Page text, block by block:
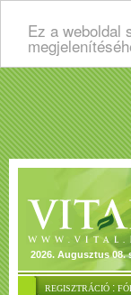
Ez a weboldal
2026. Augusztus 08.
REGISZTRÁCIÓ :